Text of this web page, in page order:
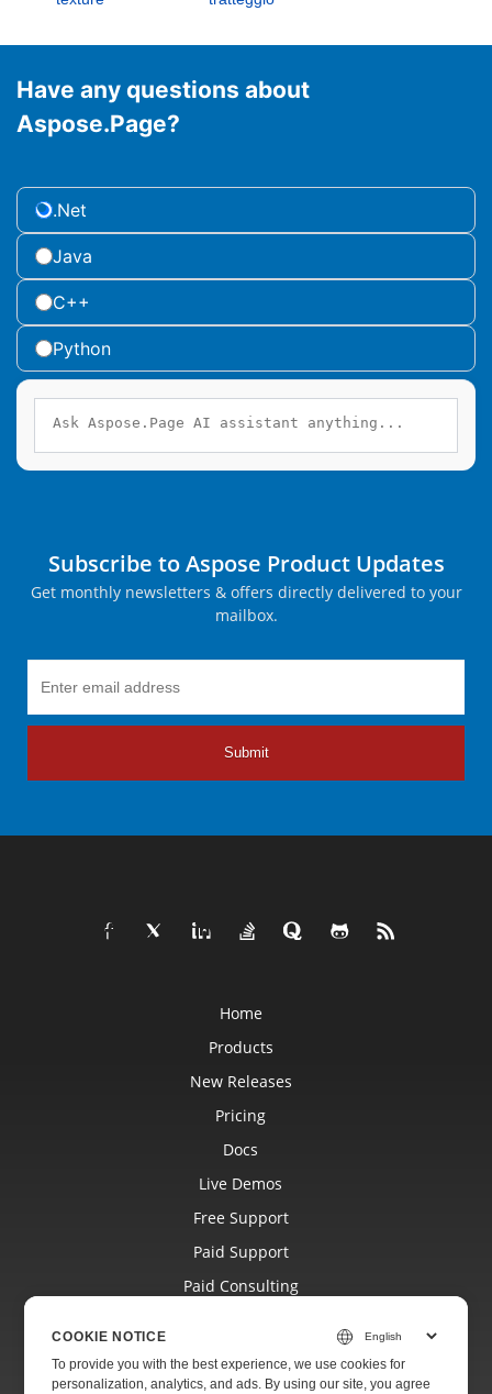
Have any questions about
Aspose.Page?
.Net
Java
C++
Python
Subscribe to Aspose Product Updates
Get monthly newsletters & offers directly delivered to your
mailbox.
Submit
Home
Products
New Releases
Pricing
Docs
Live Demos
Free Support
Paid Support
Paid Consulting
Websites
About
COOKIE NOTICE
To provide you with the best experience, we use cookies for
personalization, analytics, and ads. By using our site, you agree